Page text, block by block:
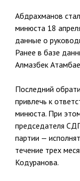
Абдрахманов
минюста 18
данные о
Ранее в базе
Алмазбек
Последний
привлечь к
минюста. При
председателя
партии —
течение трех
Кодуранова.